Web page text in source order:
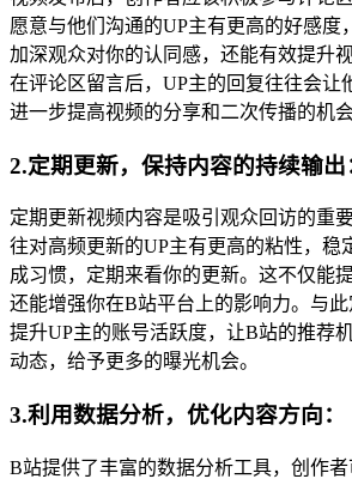
愿意与他们沟通的UP主有更高的好感度
加深观众对你的认同感，还能有效提升
在评论区留言后，UP主的回复往往会让
进一步提高视频的分享和二次传播的机会
2.定期更新，保持内容的持续输出
定期更新视频内容是吸引观众回访的重
往对高频更新的UP主有更高的粘性，稳
成习惯，定期来看你的更新。这不仅能
还能增强你在B站平台上的影响力。与
提升UP主的账号活跃度，让B站的推荐
动态，给予更多的曝光机会。
3.利用数据分析，优化内容方向：
B站提供了丰富的数据分析工具，创作